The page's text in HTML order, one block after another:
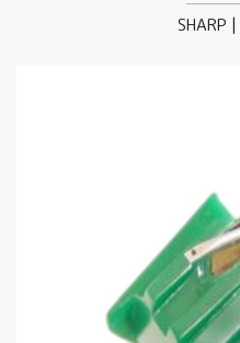
SHARP |